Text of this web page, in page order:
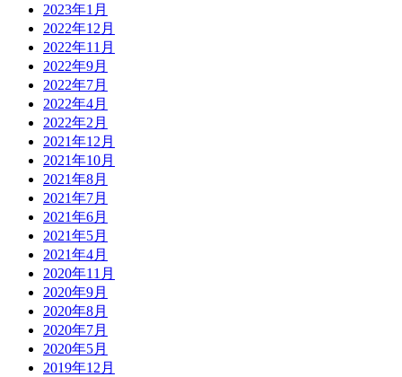
2023年1月
2022年12月
2022年11月
2022年9月
2022年7月
2022年4月
2022年2月
2021年12月
2021年10月
2021年8月
2021年7月
2021年6月
2021年5月
2021年4月
2020年11月
2020年9月
2020年8月
2020年7月
2020年5月
2019年12月